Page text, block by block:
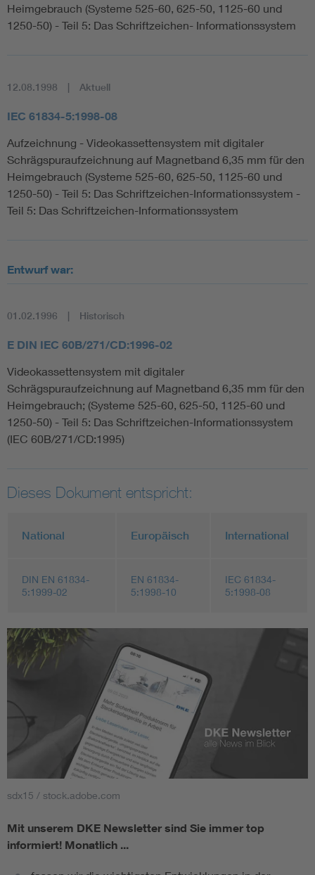
Heimgebrauch (Systeme 525-60, 625-50, 1125-60 und
1250-50) - Teil 5: Das Schriftzeichen- Informationssystem
12.08.1998 Aktuell
IEC 61834-5:1998-08
Aufzeichnung - Videokassettensystem mit digitaler
Schrägspuraufzeichnung auf Magnetband 6,35 mm für den
Heimgebrauch (Systeme 525-60, 625-50, 1125-60 und
1250-50) - Teil 5: Das Schriftzeichen-Informationssystem -
Teil 5: Das Schriftzeichen-Informationssystem
Entwurf war:
01.02.1996 Historisch
E DIN IEC 60B/271/CD:1996-02
Videokassettensystem mit digitaler
Schrägspuraufzeichnung auf Magnetband 6,35 mm für den
Heimgebrauch; (Systeme 525-60, 625-50, 1125-60 und
1250-50) - Teil 5: Das Schriftzeichen-Informationssystem
(IEC 60B/271/CD:1995)
Dieses Dokument entspricht:
National Europäisch International
DIN EN 61834-
5:1999-02
EN 61834-
5:1998-10
IEC 61834-
5:1998-08
sdx15 / stock.adobe.com
Mit unserem DKE Newsletter sind Sie immer top
informiert! Monatlich ...